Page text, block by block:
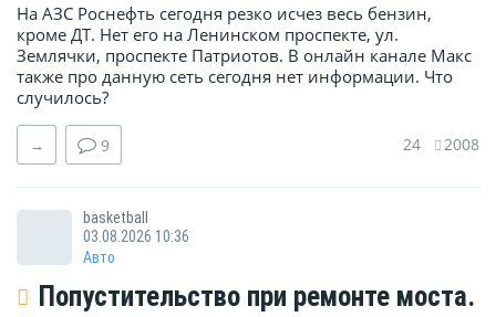
На АЗС Роснефть сегодня резко исчез весь бензин,
кроме ДТ. Нет его на Ленинском проспекте, ул.
Землячки, проспекте Патриотов. В онлайн канале Макс
также про данную сеть сегодня нет информации. Что
случилось?
→ 9 24 2008
basketball
03.08.2026 10:36
Авто
Попустительство при ремонте моста.